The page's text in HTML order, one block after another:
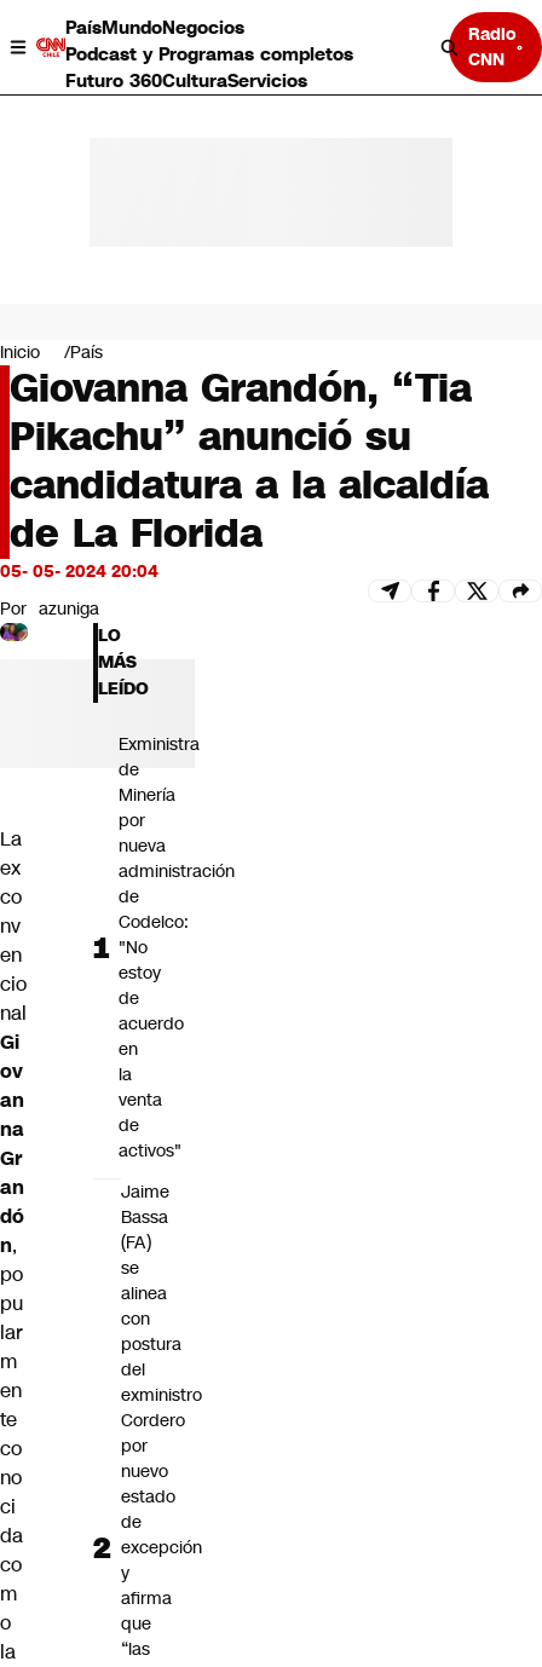
PaísMundoNegocios
Podcast y Programas completos
Futuro 360CulturaServicios
Radio
CNN
Negocios
Deportes
Programas completos
Cultura
Servicios
Bits
CNN tiempo
Futuro 360
Inicio País
Giovanna Grandón, “Tia
Pikachu” anunció su
candidatura a la alcaldía
de La Florida
05- 05- 2024 20:04
Por azuniga
La
ex
co
nv
en
cio
nal
Gi
ov
an
na
Gr
an
dó
n,
po
pu
lar
m
en
te
co
no
ci
da
co
m
o
la
LO
MÁS
LEÍDO
Exministra
de
Minería
por
nueva
administración
de
Codelco:
"No
estoy
de
acuerdo
en
la
venta
de
activos"
Jaime
Bassa
(FA)
se
alinea
con
postura
del
exministro
Cordero
por
nuevo
estado
de
excepción
y
afirma
que
“las